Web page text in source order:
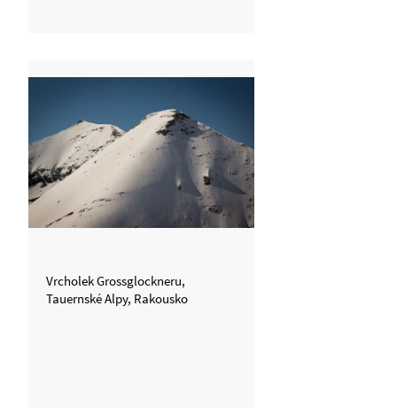
Vrcholek Grossglockneru,
Tauernské Alpy, Rakousko